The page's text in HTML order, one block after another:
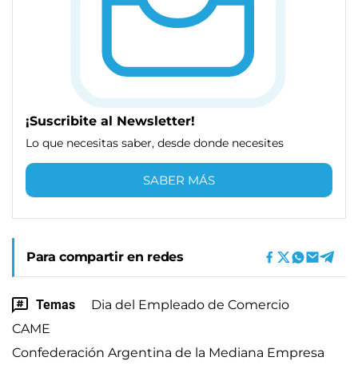
¡Suscribite al Newsletter!
Lo que necesitas saber, desde donde necesites
SABER MÁS
Para compartir en redes
Temas
Dia del Empleado de Comercio
CAME
Confederación Argentina de la Mediana Empresa